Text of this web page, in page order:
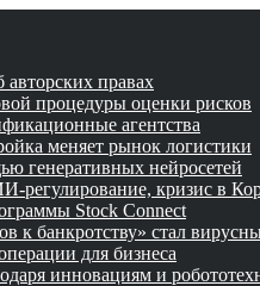
авторских правах
процедуры оценки рисков
агентства
меняет рынок логистики
генеративных нейросетей
регулирование, кризис в
Stock Connect
к банкротству» стал
для бизнеса
инновациям и